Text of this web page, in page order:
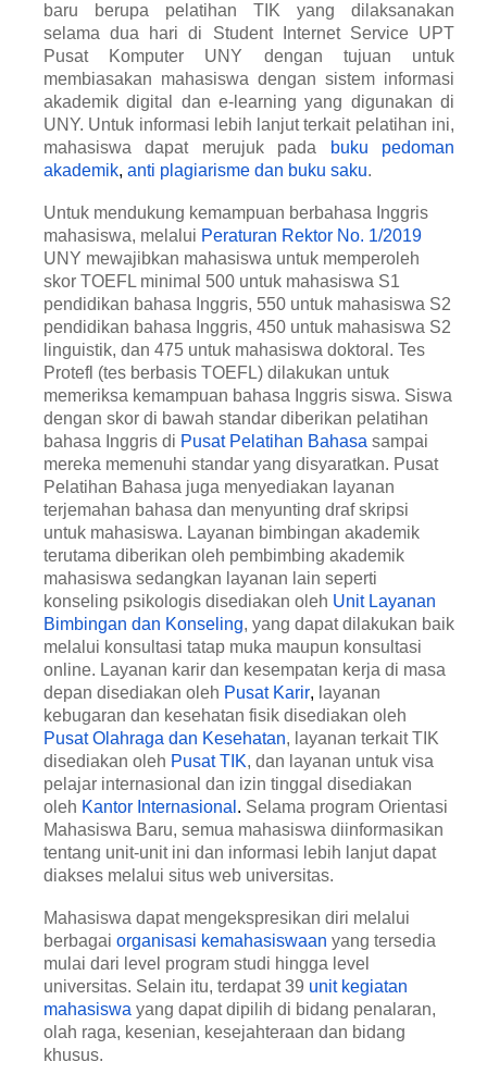
baru berupa pelatihan TIK yang dilaksanakan
selama dua hari di Student Internet Service UPT
Pusat Komputer UNY dengan tujuan untuk
membiasakan mahasiswa dengan sistem informasi
akademik digital dan e-learning yang digunakan di
UNY. Untuk informasi lebih lanjut terkait pelatihan ini,
mahasiswa dapat merujuk pada
buku pedoman
akademik, anti plagiarisme dan buku saku.
Untuk mendukung kemampuan berbahasa Inggris
mahasiswa, melalui Peraturan Rektor No. 1/2019
UNY mewajibkan mahasiswa untuk memperoleh
skor TOEFL minimal 500 untuk mahasiswa S1
pendidikan bahasa Inggris, 550 untuk mahasiswa S2
pendidikan bahasa Inggris, 450 untuk mahasiswa S2
linguistik, dan 475 untuk mahasiswa doktoral. Tes
Protefl (tes berbasis TOEFL) dilakukan untuk
memeriksa kemampuan bahasa Inggris siswa. Siswa
dengan skor di bawah standar diberikan pelatihan
bahasa Inggris di Pusat Pelatihan Bahasa sampai
mereka memenuhi standar yang disyaratkan. Pusat
Pelatihan Bahasa juga menyediakan layanan
terjemahan bahasa dan menyunting draf skripsi
untuk mahasiswa. Layanan bimbingan akademik
terutama diberikan oleh pembimbing akademik
mahasiswa sedangkan layanan lain seperti
konseling psikologis disediakan oleh Unit Layanan
Bimbingan dan Konseling, yang dapat dilakukan baik
melalui konsultasi tatap muka maupun konsultasi
online. Layanan karir dan kesempatan kerja di masa
depan disediakan oleh Pusat Karir, layanan
kebugaran dan kesehatan fisik disediakan oleh
Pusat Olahraga dan Kesehatan, layanan terkait TIK
disediakan oleh Pusat TIK, dan layanan untuk visa
pelajar internasional dan izin tinggal disediakan
oleh Kantor Internasional . Selama program Orientasi
Mahasiswa Baru, semua mahasiswa diinformasikan
tentang unit-unit ini dan informasi lebih lanjut dapat
diakses melalui situs web universitas.
Mahasiswa dapat mengekspresikan diri melalui
berbagai organisasi kemahasiswaan yang tersedia
mulai dari level program studi hingga level
universitas. Selain itu, terdapat 39 unit kegiatan
mahasiswa yang dapat dipilih di bidang penalaran,
olah raga, kesenian, kesejahteraan dan bidang
khusus.